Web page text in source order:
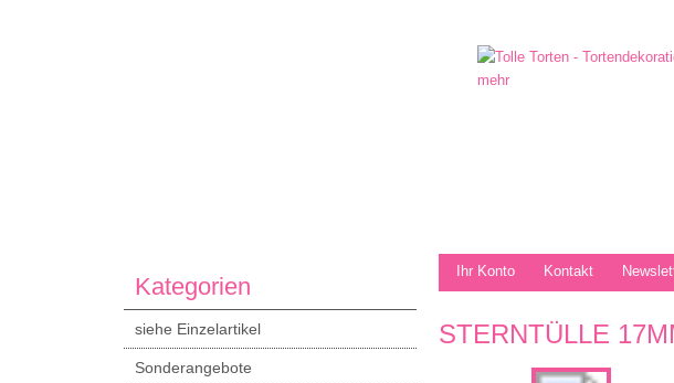
Ihr Konto Kontakt
STERNTÜLLE
Kategorien
siehe Einzelartikel
Sonderangebote